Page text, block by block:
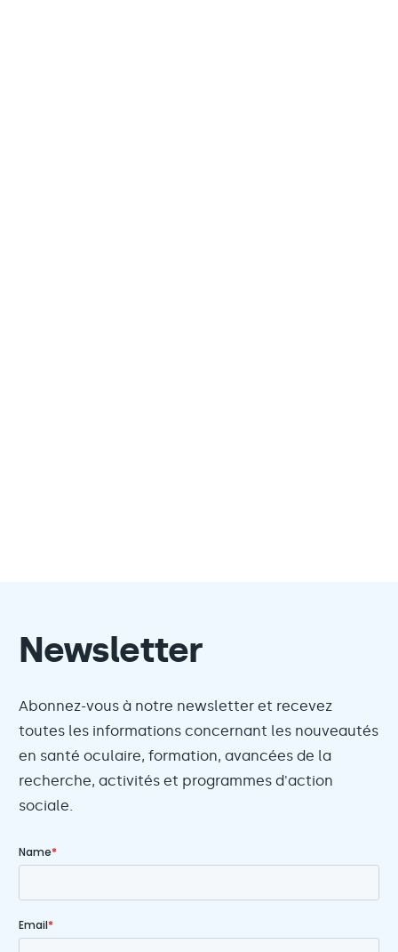
Newsletter
Abonnez-vous à notre newsletter et recevez
toutes les informations concernant les nouveautés
en santé oculaire, formation, avancées de la
recherche, activités et programmes d'action
sociale.